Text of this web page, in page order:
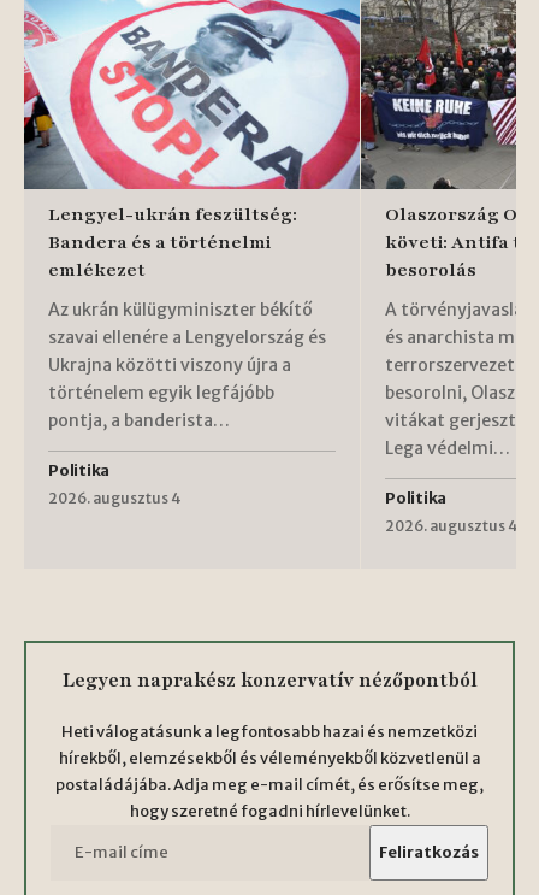
Lengyel-ukrán feszültség:
Bandera és a történelmi
emlékezet
Az ukrán külügyminiszter békítő
szavai ellenére a Lengyelország és
Ukrajna közötti viszony újra a
történelem egyik legfájóbb
pontja, a banderista…
Politika
2026. augusztus 4
Olaszország
követi: Antifa
besorolás
A
és anarchista
besorolni,
vitákat gerjeszt.
Lega védelmi…
Politika
2026. augusztus 4
Legyen naprakész konzervatív nézőpontból
Heti válogatásunk a legfontosabb hazai és nemzetközi
hírekből, elemzésekből és véleményekből közvetlenül a
postaládájába. Adja meg e-mail címét, és erősítse meg,
hogy szeretné fogadni hírlevelünket.